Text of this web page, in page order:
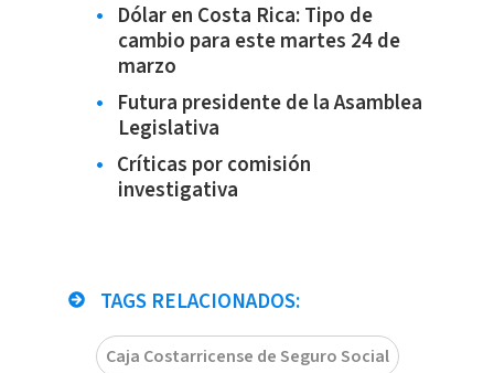
Dólar en Costa Rica: Tipo de
cambio para este martes 24 de
marzo
Futura presidente de la Asamblea
Legislativa
Críticas por comisión
investigativa
TAGS RELACIONADOS:
Caja Costarricense de Seguro Social